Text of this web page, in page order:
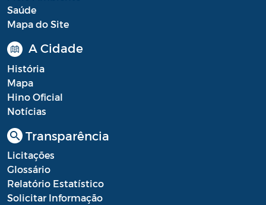
Recursos Transferidos ao Município para
Relação dos Fiscais de Contrato
Resolução Sobre o Coronavírus COVID-19
Saúde
Mapa do Site
A Cidade
História
Mapa
Hino Oficial
Notícias
Transparência
Licitações
Glossário
Relatório Estatístico
Solicitar Informação